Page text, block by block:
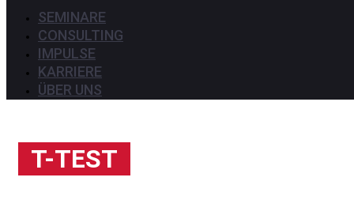
SEMINARE
CONSULTING
IMPULSE
KARRIERE
ÜBER UNS
T-TEST